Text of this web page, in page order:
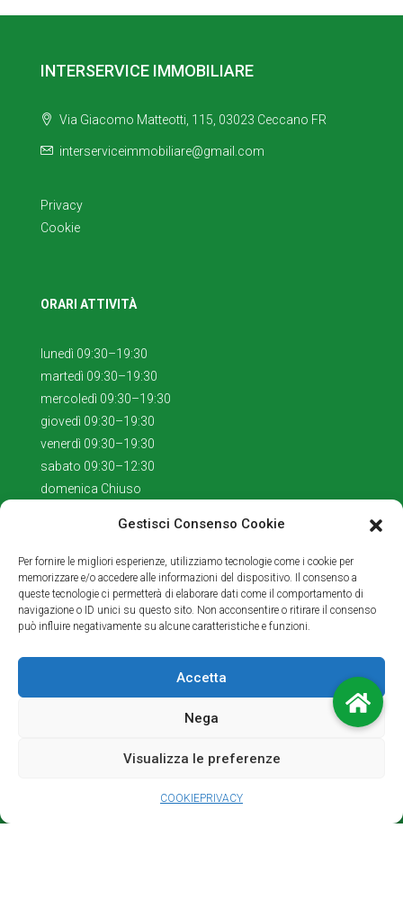
Gestisci Consenso Cookie
Per fornire le migliori esperienze, utilizziamo tecnologie come i cookie per
memorizzare e/o accedere alle informazioni del dispositivo. Il consenso a
queste tecnologie ci permetterà di elaborare dati come il comportamento di
navigazione o ID unici su questo sito. Non acconsentire o ritirare il consenso
può influire negativamente su alcune caratteristiche e funzioni.
Accetta
Nega
Visualizza le preferenze
COOKIEPRIVACY
INTERSERVICE IMMOBILIARE
Via Giacomo Matteotti, 115, 03023 Ceccano FR
interserviceimmobiliare@gmail.com
Privacy
Cookie
ORARI ATTIVITÀ
lunedì 09:30–19:30
martedì 09:30–19:30
mercoledì 09:30–19:30
giovedì 09:30–19:30
venerdì 09:30–19:30
sabato 09:30–12:30
domenica Chiuso
Facebook
abilitare questo contenuto